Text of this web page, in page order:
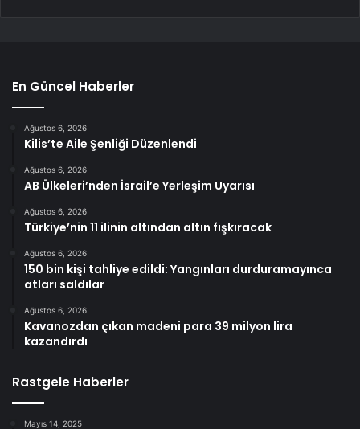
En Güncel Haberler
Ağustos 6, 2026
Kilis’te Aile Şenliği Düzenlendi
Ağustos 6, 2026
AB Ülkeleri’nden İsrail’e Yerleşim Uyarısı
Ağustos 6, 2026
Türkiye’nin 11 ilinin altından altın fışkıracak
Ağustos 6, 2026
150 bin kişi tahliye edildi: Yangınları durduramayınca
atları saldılar
Ağustos 6, 2026
Kavanozdan çıkan madeni para 39 milyon lira
kazandırdı
Rastgele Haberler
Mayıs 14, 2025